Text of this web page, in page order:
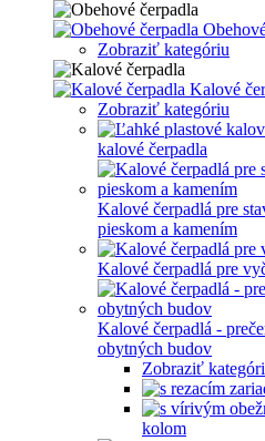
Zobraziť kategóriu
Kalové
Zobraziť kategóriu
kalové čerpadla
Kalové čerpadlá pre
pieskom a kamením
Kalové čerpadlá pre
Kalové čerpadlá -
obytných budov
Zobraziť
kolom